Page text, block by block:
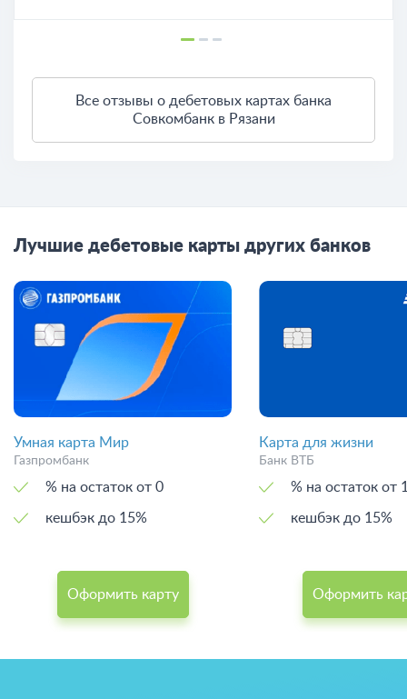
Все отзывы о дебетовых картах банка
Совкомбанк в Рязани
Лучшие дебетовые карты других банков
Умная карта Мир
Газпромбанк
% на остаток от 0
кешбэк до 15%
Оформить карту
Карта для жизни
Банк ВТБ
% на
кешбэк до 15%
Оформить